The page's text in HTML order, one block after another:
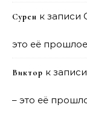
Сурен к записи
это её прошлое
Виктор к записи
– это её